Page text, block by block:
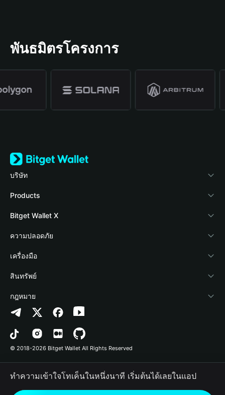
พันธมิตรโครงการ
บริษัท
เกี่ยวกับ Bitget Wallet
Blog
Academy
ข่าวสารด้านคริปโต
ศูนย์ช่วยเหลือ
ติดต่อเรา
ทรัพยากรข้อมูลของแบรนด์
อาชีพ
Products
Crypto Card
Stablecoin Earn
Payfi Crypto
Crypto Swap API
Altcoin Season Index
Prediction Markets
DApp
RWA
Bitget Wallet X
นักพัฒนา
เชื่อมต่อ Wallet
Bitget Wallet Pay
ลิสต์โปรเจกต์
ความปลอดภัย
Protection Fund
เทคโนโลยีความปลอดภัย
เครื่องมือ
ซื้อคริปโต
การตรวจจับการอนุญาต
การตรวจจับสัญญา
การโอนเป็นชุด
สินทรัพย์
Arbitrum
Avalanche
Bitcoin
Polygon
กฎหมาย
นโยบายความเป็นส่วนตัว
ข้อตกลงในการใช้บริการ
© 2018-2026 Bitget Wallet All Rights Reserved
ทำความเข้าใจโทเค็นในหนึ่งนาที เริ่มต้นได้เลยในแอป